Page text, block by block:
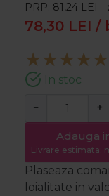
PRP: 81,24 LEI
78,30 LEI /
In stoc
− +
Adauga
Livrare estimata:
Plaseaza
loialitate in